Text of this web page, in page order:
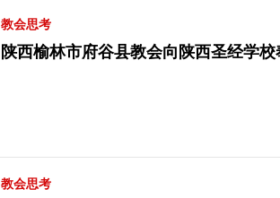
教会思考
陕西榆林市府谷县教会向陕西圣经学校
教会思考